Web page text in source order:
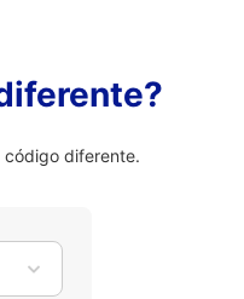
código diferente.